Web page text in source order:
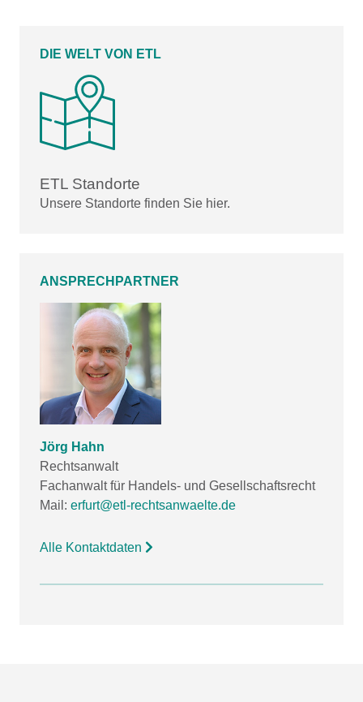
DIE WELT VON ETL
ETL Standorte
Unsere Standorte finden Sie hier.
ANSPRECHPARTNER
Jörg Hahn
Rechtsanwalt
Fachanwalt für Handels- und Gesellschaftsrecht
Mail: erfurt@etl-rechtsanwaelte.de
Alle Kontaktdaten